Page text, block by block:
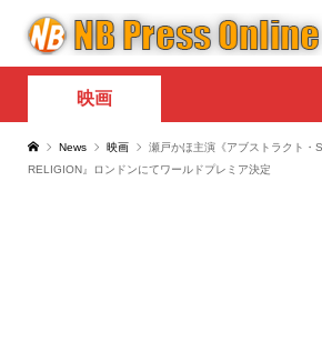
映画
News 映画
瀬戸かほ主演《アブストラクト・
RELIGION』ロンドンにてワールドプレミア決定